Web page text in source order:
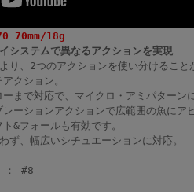
70mm/18g
システムで異なるアクションを実現
り、2つのアクションを使い分けること
クション。
まで対応で、マイクロ・アミパターン
ーションアクションで広範囲の魚にア
&フォールも有効です。
ず、幅広いシチュエーションに対応。
： #8